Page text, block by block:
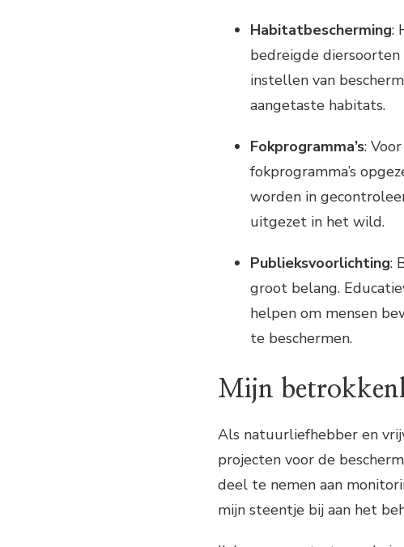
Habitatbescherming:
bedreigde
instellen van
aangetaste habitats.
Fokprogramma’s:
fokprogramma’s
worden in
uitgezet in het wild.
Publieksvoorlichting:
groot belang.
helpen om mensen
te beschermen.
Mijn
Als natuurliefhebber en
projecten voor de
deel te nemen aan
mijn steentje bij aan het